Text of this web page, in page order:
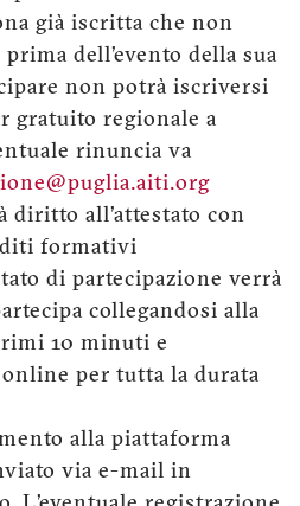
già iscritta che non
dell’evento della sua
non potrà iscriversi
gratuito regionale a
rinuncia va
diritto all’attestato con
formativi
di partecipazione verrà
collegandosi alla
10 minuti e
per tutta la durata
alla piattaforma
via e-mail in